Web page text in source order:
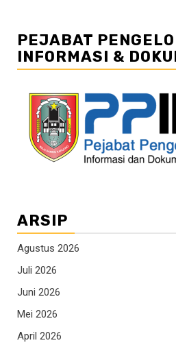
PEJABAT
INFORMASI &
ARSIP
Agustus 2026
Juli 2026
Juni 2026
Mei 2026
April 2026